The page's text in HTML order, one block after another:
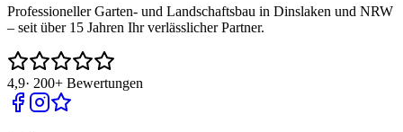
Professioneller Garten- und Landschaftsbau in Dinslaken und NRW
– seit über 15 Jahren Ihr verlässlicher Partner.
4,9· 200+ Bewertungen